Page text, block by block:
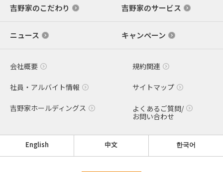
吉野家のこだわり 吉野家のサービス
ニュース キャンペーン
会社概要 規約関連
社員・アルバイト情報 サイトマップ
吉野家ホールディングス
よくあるご質問/
お問い合わせ
English 中文 한국어